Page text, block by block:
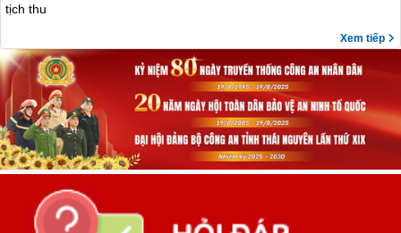
tịch thu
Xem tiếp